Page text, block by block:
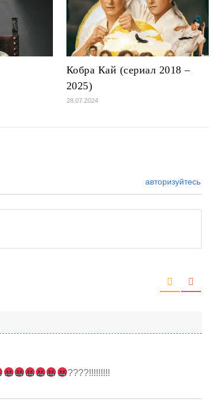
Кобра Кай (сериал 2018 –
2025)
28.07.2024
авторизуйтесь
????!!!!!!!!!